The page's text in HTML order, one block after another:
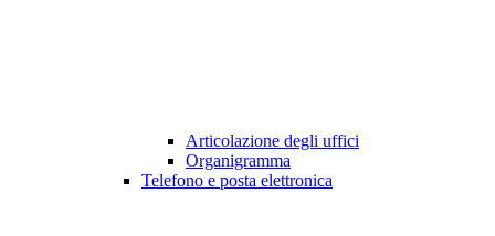
Articolazione degli uffici
Organigramma
Telefono e posta elettronica